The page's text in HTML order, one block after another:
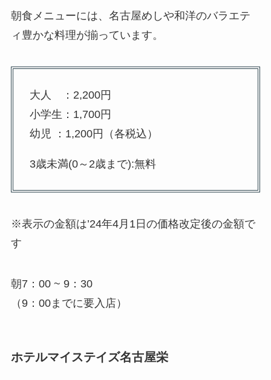
朝食メニューには、名古屋めしや和洋のバラエテ
ィ豊かな料理が揃っています。
大人 ：2,200円
小学生：1,700円
幼児 ：1,200円（各税込）
3歳未満(0～2歳まで):無料
※表示の金額は’24年4月1日の価格改定後の金額で
す
朝7：00 ~ 9：30
（9：00までに要入店）
ホテルマイステイズ名古屋栄